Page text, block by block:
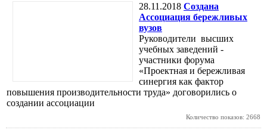
28.11.2018 Создана
Ассоциация бережливых
вузов
Руководители высших
учебных заведений -
участники форума
«Проектная и бережливая
синергия как фактор
повышения производительности труда» договорились о
создании ассоциации
Количество показов: 2668